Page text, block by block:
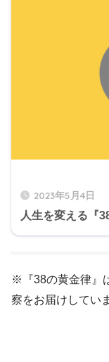
2023年5月4日
人生を変える『
※『38の黄金律』
察をお届けしてい